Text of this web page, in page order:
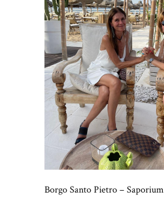
Borgo Santo Pietro – Saporium